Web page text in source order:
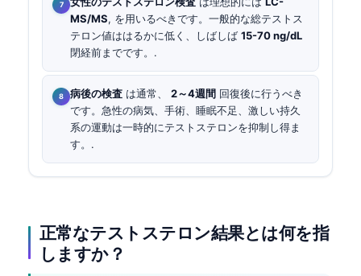
MS/MS, を用いるべきです。一般的な総テストス
テロン値ははるかに低く、しばしば 15-70 ng/dL
閉経前までです。.
病後の検査 は通常、 2～4週間 回復後に行うべき
です。急性の病気、手術、睡眠不足、激しい持久
系の運動は一時的にテストステロンを抑制し得ま
す。.
正常なテストステロン結果とは何を指
しますか？